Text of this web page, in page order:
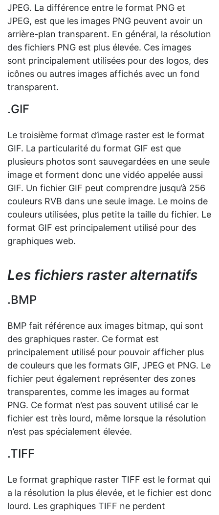
JPEG. La différence entre le format PNG et
JPEG, est que les images PNG peuvent avoir un
arrière-plan transparent. En général, la résolution
des fichiers PNG est plus élevée. Ces images
sont principalement utilisées pour des logos, des
icônes ou autres images affichés avec un fond
transparent.
.GIF
Le troisième format d’image raster est le format
GIF. La particularité du format GIF est que
plusieurs photos sont sauvegardées en une seule
image et forment donc une vidéo appelée aussi
GIF. Un fichier GIF peut comprendre jusqu’à 256
couleurs RVB dans une seule image. Le moins de
couleurs utilisées, plus petite la taille du fichier. Le
format GIF est principalement utilisé pour des
graphiques web.
Les fichiers raster alternatifs
.BMP
BMP fait référence aux images bitmap, qui sont
des graphiques raster. Ce format est
principalement utilisé pour pouvoir afficher plus
de couleurs que les formats GIF, JPEG et PNG. Le
fichier peut également représenter des zones
transparentes, comme les images au format
PNG. Ce format n’est pas souvent utilisé car le
fichier est très lourd, même lorsque la résolution
n’est pas spécialement élevée.
.TIFF
Le format graphique raster TIFF est le format qui
a la résolution la plus élevée, et le fichier est donc
lourd. Les graphiques TIFF ne perdent